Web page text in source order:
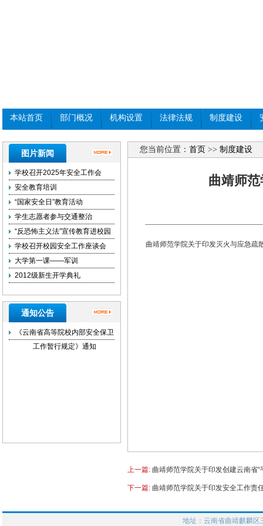
本站首页 部门概况 机构设置 法律法规 制度建设
图片新闻
学校召开2025年安全工作会
安全教育培训
“国家安全日”教育活动
学生志愿者参与交通整治
“反恐怖主义法”宣传教育进校园
学校召开校园安全工作座谈会
大学第一课——军训
2012级新生开学典礼
通知公告
《云南省高等院校内部安全保卫
工作暂行规定》通知
您当前位置： 首页 >> 制度建设
曲靖师
曲靖师范学院关于印发灭火与应急疏
上一篇: 曲靖师范学院关于印发创建云南省
下一篇: 曲靖师范学院关于印发安全工作责
地址：云南省曲靖麒麟